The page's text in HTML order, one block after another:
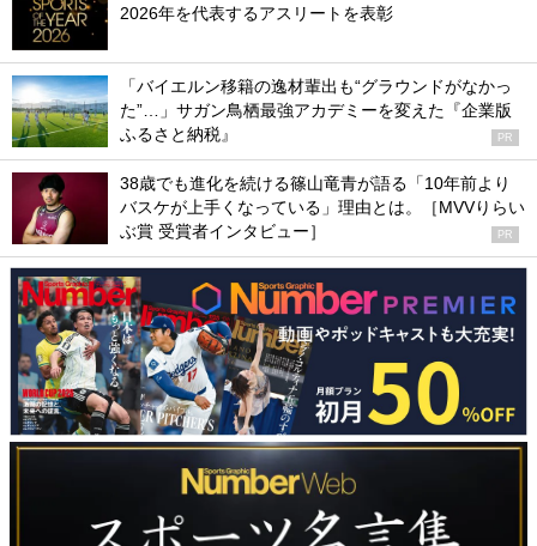
2026年を代表するアスリートを表彰
「バイエルン移籍の逸材輩出も“グラウンドがなかっ
た”…」サガン鳥栖最強アカデミーを変えた『企業版
ふるさと納税』
PR
38歳でも進化を続ける篠山竜青が語る「10年前より
バスケが上手くなっている」理由とは。［MVVりらい
ぶ賞 受賞者インタビュー］
PR